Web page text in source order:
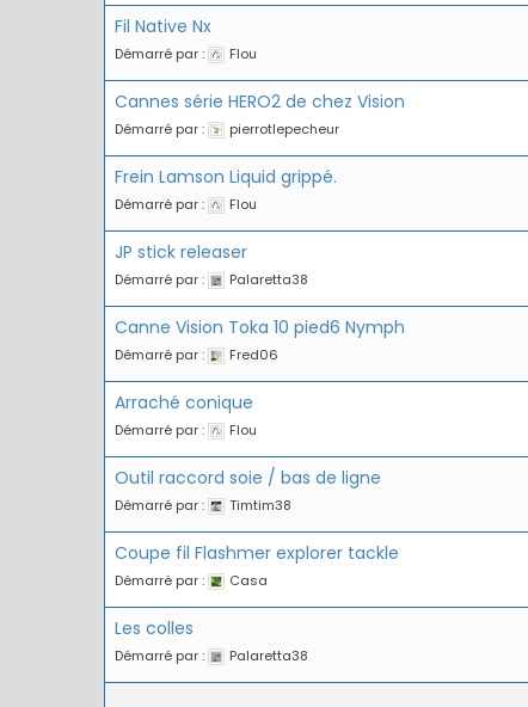
Fil Native Nx
Démarré par : Flou
Cannes série HERO2 de chez Vision
Démarré par : pierrotlepecheur
Frein Lamson Liquid grippé.
Démarré par : Flou
JP stick releaser
Démarré par : Palaretta38
Canne Vision Toka 10 pied6 Nymph
Démarré par : Fred06
Arraché conique
Démarré par : Flou
Outil raccord soie / bas de ligne
Démarré par : Timtim38
Coupe fil Flashmer explorer tackle
Démarré par : Casa
Les colles
Démarré par : Palaretta38